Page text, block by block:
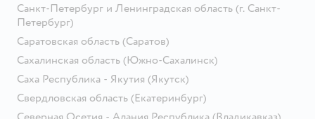
Санкт-Петербург и Ленинградская область (г. Санкт-
Петербург)
Саратовская область (Саратов)
Сахалинская область (Южно-Сахалинск)
Саха Республика - Якутия (Якутск)
Свердловская область (Екатеринбург)